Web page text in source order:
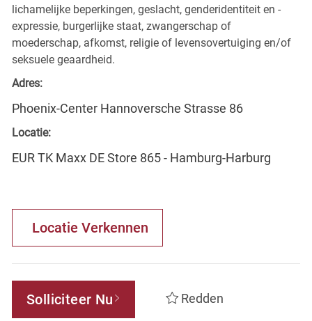
lichamelijke beperkingen, geslacht, genderidentiteit en -
expressie, burgerlijke staat, zwangerschap of
moederschap, afkomst, religie of levensovertuiging en/of
seksuele geaardheid.
Adres:
Phoenix-Center Hannoversche Strasse 86
Locatie:
EUR TK Maxx DE Store 865 - Hamburg-Harburg
Locatie Verkennen
Solliciteer Nu Redden